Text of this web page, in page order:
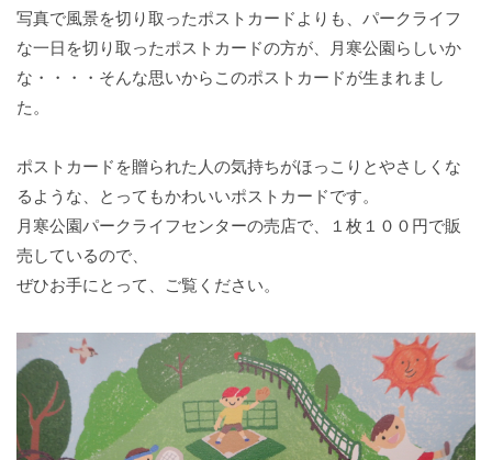
写真で風景を切り取ったポストカードよりも、パークライフ
な一日を切り取ったポストカードの方が、月寒公園らしいか
な・・・・そんな思いからこのポストカードが生まれまし
た。
ポストカードを贈られた人の気持ちがほっこりとやさしくな
るような、とってもかわいいポストカードです。
月寒公園パークライフセンターの売店で、１枚１００円で販
売しているので、
ぜひお手にとって、ご覧ください。